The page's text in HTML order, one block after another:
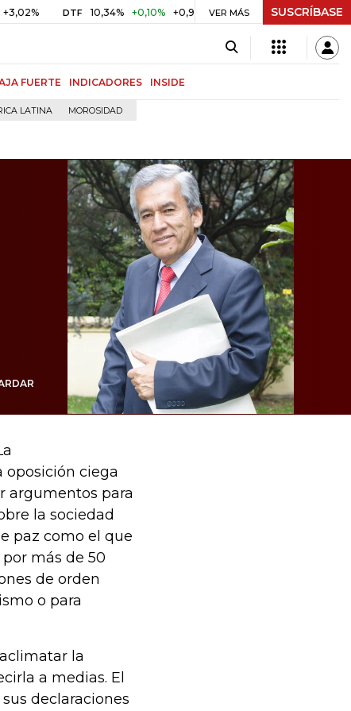
DTF 10,34% +0,10% +0,98% UVR $ 416,91 +$ 0,05 +0,01%
VER MÁS SUSCRÍBASE
FUERTE INDICADORES INSIDE
LATINA MOROSIDAD
oposición ciega
argumentos para
la sociedad
paz como el que
más de 50
de orden
o para
la
a medias. El
declaraciones